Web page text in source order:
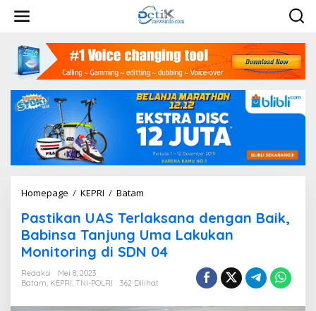
Homepage / KEPRI / Batam
s
t
i
k
n
A
Pastikan UAS Terlaksana dengan Baik,
Babinsa Tanjung Uma Lakukan
Monitoring di SDN 04
Redaksi
Mei 8, 2023
Batam, KEPRI, TNI-POLRI 362 Dilihat